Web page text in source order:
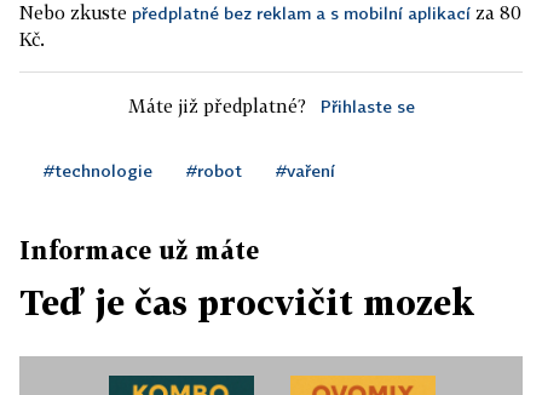
Nebo zkuste předplatné bez reklam a s mobilní aplikací za 80
Kč.
Máte již předplatné? Přihlaste se
#technologie #robot #vaření
Informace už máte
Teď je čas procvičit mozek